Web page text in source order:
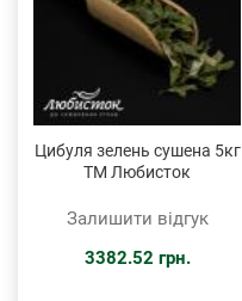
Цибуля зелень сушена 5кг
ТМ Любисток
Залишити відгук
3382.52 грн.